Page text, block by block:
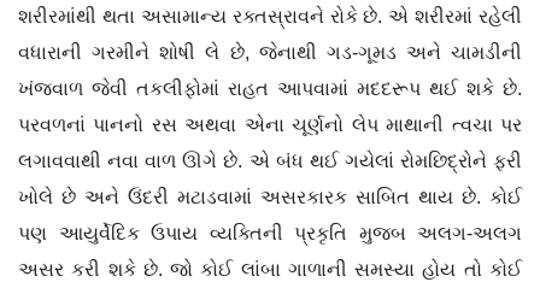
શરીરમાંથી થતા અસામાન્ય રક્તસ્રાવને રોકે છે. એ શરીરમાં રહેલી
વધારાની ગરમીને શોષી લે છે, જેનાથી ગડ-ગૂમડ અને ચામડીની
ખંજવાળ જેવી તકલીફોમાં રાહત આપવામાં મદદરૂપ થઈ શકે છે.
પરવળનાં પાનનો રસ અથવા એના ચૂર્ણનો લેપ માથાની ત્વચા પર
લગાવવાથી નવા વાળ ઊગે છે. એ બંધ થઈ ગયેલાં રોમછિદ્રોને ફરી
ખોલે છે અને ઉંદરી મટાડવામાં અસરકારક સાબિત થાય છે. કોઈ
પણ આયુર્વેદિક ઉપાય વ્યક્તિની પ્રકૃતિ મુજબ અલગ-અલગ
અસર કરી શકે છે. જો કોઈ લાંબા ગાળાની સમસ્યા હોય તો કોઈ